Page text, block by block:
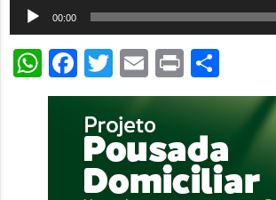
Tocador
de
áudio
00:00
WhatsApp
Facebook
Twitter
Email
PrintShare